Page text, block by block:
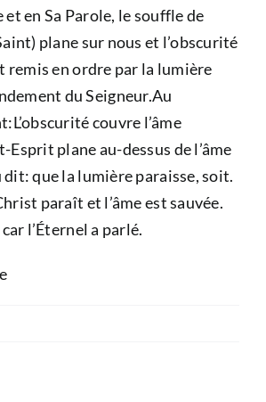
et en Sa Parole, le souffle de
plane sur nous et l’obscurité
remis en ordre par la lumière
du Seigneur.Au
couvre l’âme
Esprit plane au-dessus de l’âme
que la lumière paraisse, soit.
paraît et l’âme est sauvée.
l’Éternel a parlé.